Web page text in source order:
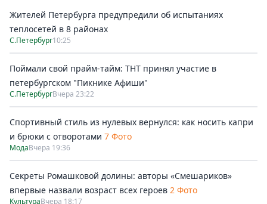
Жителей Петербурга предупредили об испытаниях
теплосетей в 8 районах
С.Петербург10:25
Поймали свой прайм-тайм: ТНТ принял участие в
петербургском "Пикнике Афиши"
С.ПетербургВчера 23:22
Спортивный стиль из нулевых вернулся: как носить капри
и брюки с отворотами 7 Фото
МодаВчера 19:36
Секреты Ромашковой долины: авторы «Смешариков»
впервые назвали возраст всех героев 2 Фото
КультураВчера 18:17